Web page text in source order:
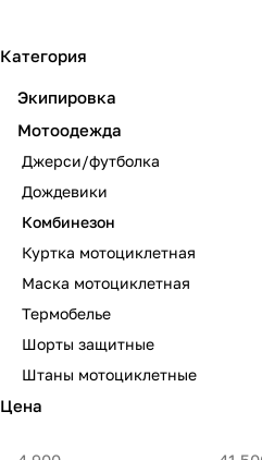
Категория
Экипировка
Мотоодежда
Джерси/футболка
Дождевики
Комбинезон
Куртка мотоциклетная
Маска мотоциклетная
Термобелье
Шорты защитные
Штаны мотоциклетные
Цена